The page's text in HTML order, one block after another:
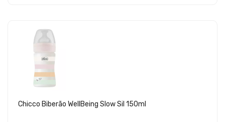
Chicco Biberão WellBeing Slow Sil 150ml